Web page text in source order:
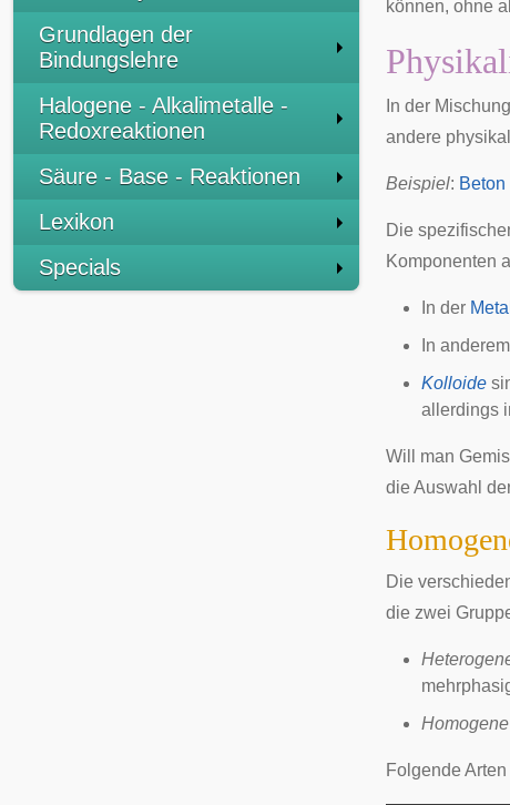
Grundlagen der
Bindungslehre
Halogene - Alkalimetalle -
Redoxreaktionen
Säure - Base - Reaktionen
Lexikon
Specials
können, ohne
In der
andere
Beispiel: Beton
Die
Komponenten
In der
In
Kolloide
allerdings
Will man
die Auswahl
Die
die zwei
Homogene
Folgende